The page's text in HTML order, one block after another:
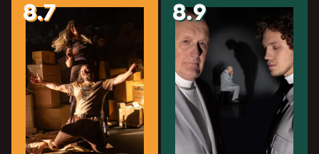
8.7 8.9